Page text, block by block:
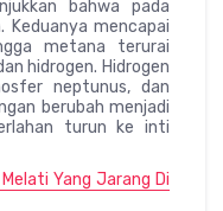
bahwa pada
Keduanya mencapai
metana terurai
hidrogen. Hidrogen
neptunus, dan
berubah menjadi
turun ke inti
Yang Jarang Di